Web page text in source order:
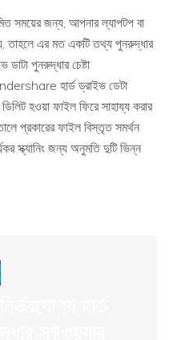
সময়ের জন্য, আপনার ল্যাপটপ বা
তাহলে এর মত একটি তথ্য পুনরুদ্ধার
ডাটা পুনরুদ্ধার চেষ্টা
হার্ড ড্রাইভ ডেটা
হওয়া ফাইল ফিরে সাহায্য করার
প্রকারের ফাইল বিস্তৃত সমর্থন
স্ক্যানিং জন্য অনুমতি দুটি ভিন্ন